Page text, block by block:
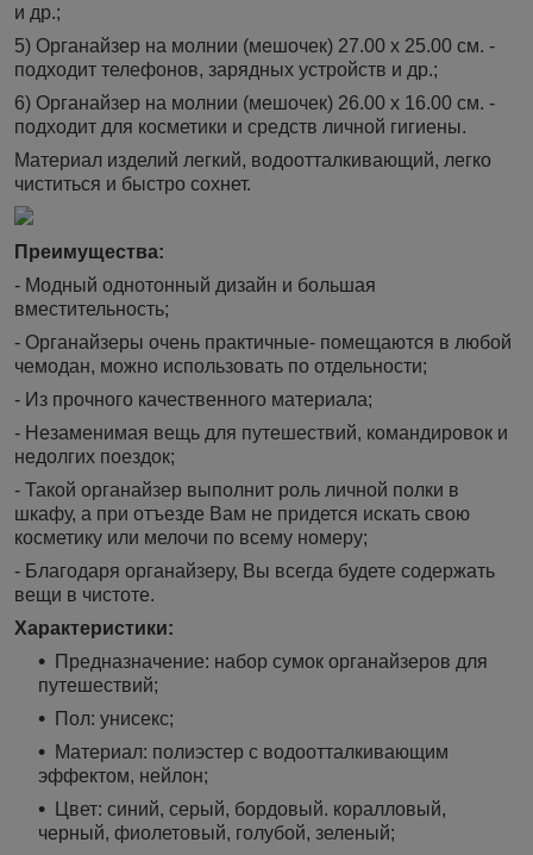
и др.;
5) Органайзер на молнии (мешочек) 27.00 х 25.00 см. -
подходит телефонов, зарядных устройств и др.;
6) Органайзер на молнии (мешочек) 26.00 х 16.00 см. -
подходит для косметики и средств личной гигиены.
Материал изделий легкий, водоотталкивающий, легко
чиститься и быстро сохнет.
Преимущества:
- Модный однотонный дизайн и большая
вместительность;
- Органайзеры очень практичные- помещаются в любой
чемодан, можно использовать по отдельности;
- Из прочного качественного материала;
- Незаменимая вещь для путешествий, командировок и
недолгих поездок;
- Такой органайзер выполнит роль личной полки в
шкафу, а при отъезде Вам не придется искать свою
косметику или мелочи по всему номеру;
- Благодаря органайзеру, Вы всегда будете содержать
вещи в чистоте.
Характеристики:
Предназначение: набор сумок органайзеров для
путешествий;
Пол: унисекс;
Материал: полиэстер с водоотталкивающим
эффектом, нейлон;
Цвет: синий, серый, бордовый. коралловый,
черный, фиолетовый, голубой, зеленый;